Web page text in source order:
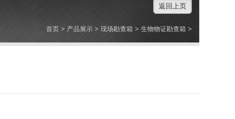
返回上页
首页 > 产品展示 > 现场勘查箱 > 生物物证勘查箱 >